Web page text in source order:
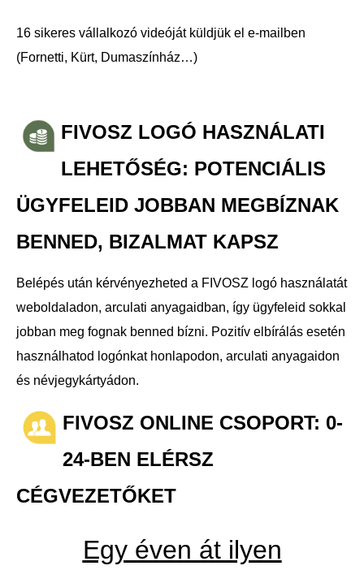
16 sikeres vállalkozó videóját küldjük el e-mailben
(Fornetti, Kürt, Dumaszínház…)
FIVOSZ LOGÓ HASZNÁLATI
LEHETŐSÉG: POTENCIÁLIS
ÜGYFELEID JOBBAN MEGBÍZNAK
BENNED, BIZALMAT KAPSZ
Belépés után kérvényezheted a FIVOSZ logó használatát
weboldaladon, arculati anyagaidban, így ügyfeleid sokkal
jobban meg fognak benned bízni. Pozitív elbírálás esetén
használhatod logónkat honlapodon, arculati anyagaidon
és névjegykártyádon.
FIVOSZ ONLINE CSOPORT: 0-
24-BEN ELÉRSZ
CÉGVEZETŐKET
Egy éven át ilyen